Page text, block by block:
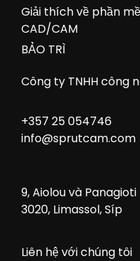
Giải thích về phần
CAD/CAM
BẢO TRÌ
Công ty TNHH công
+357 25 054746
info@sprutcam.com
9, Aiolou và
3020, Limassol, Síp
Liên hệ với chúng tôi